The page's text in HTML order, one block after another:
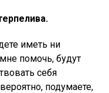
иметь ни
помочь, будут
себя
подумаете,